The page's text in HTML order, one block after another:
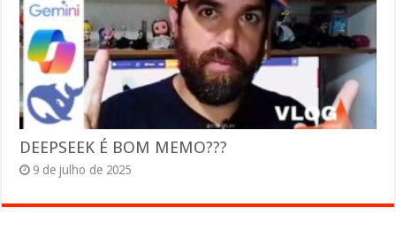
DEEPSEEK É BOM MEMO???
9 de julho de 2025